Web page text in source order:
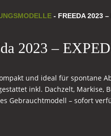
- FREEDA 2023
2023 –
und ideal für spontane
inkl. Dachzelt, Markise,
Gebrauchtmodell – sofort